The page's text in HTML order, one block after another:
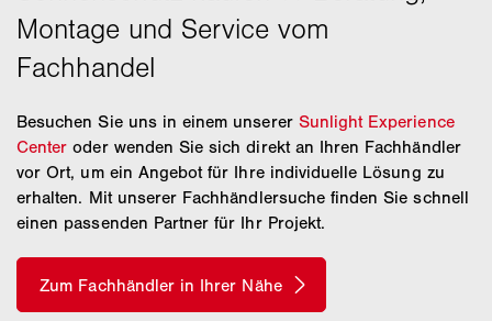
Besuchen Sie uns in einem unserer Sunlight Experience
Center oder wenden Sie sich direkt an Ihren Fachhändler
vor Ort, um ein Angebot für Ihre individuelle Lösung zu
erhalten. Mit unserer Fachhändlersuche finden Sie schnell
einen passenden Partner für Ihr Projekt.